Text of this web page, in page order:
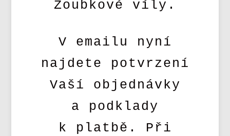
Zoubkové víly.
V emailu nyní
najdete potvrzení
Vaší objednávky
a podklady
k platbě. Při